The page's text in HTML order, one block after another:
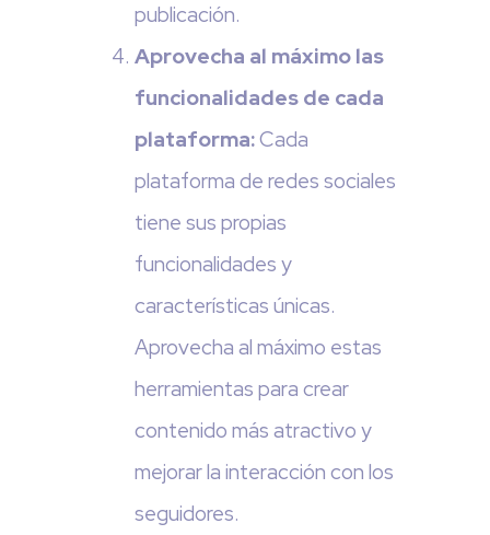
publicación.
Aprovecha al máximo las
funcionalidades de cada
plataforma:Cada
plataforma de redes sociales
tiene sus propias
funcionalidades y
características únicas.
Aprovecha al máximo estas
herramientas para crear
contenido más atractivo y
mejorar la interacción con los
seguidores.